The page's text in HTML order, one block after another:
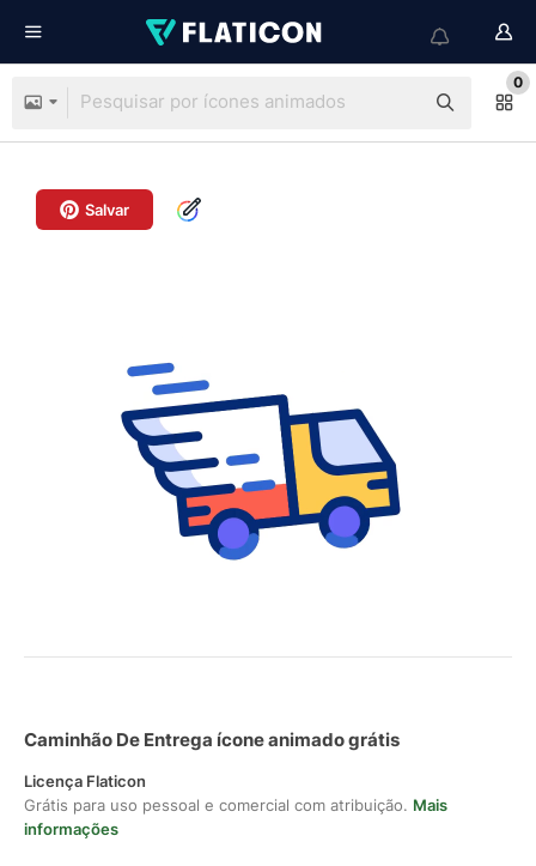
0
Salvar
Caminhão De Entrega ícone animado grátis
Licença Flaticon
Grátis para uso pessoal e comercial com atribuição. Mais
informações